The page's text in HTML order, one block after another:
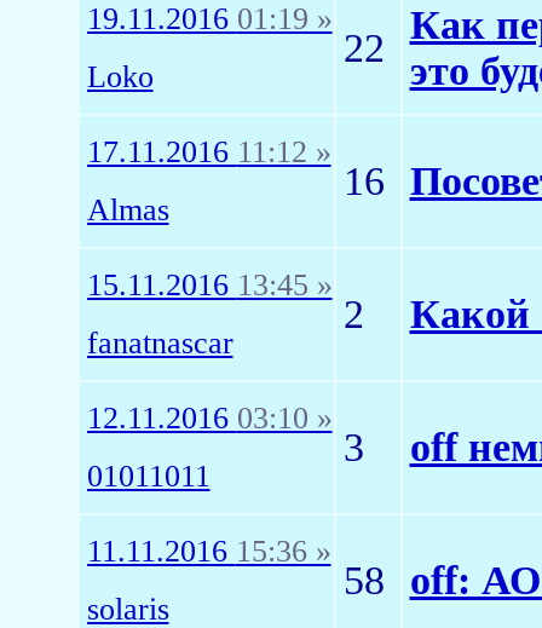
19.11.2016 01:19 »
Loko
22
Как
это
17.11.2016 11:12 »
Almas
16
15.11.2016 13:45 »
fanatnascar
2 Какой
12.11.2016 03:10 »
01011011
3 off
11.11.2016 15:36 »
solaris
58 off: АО